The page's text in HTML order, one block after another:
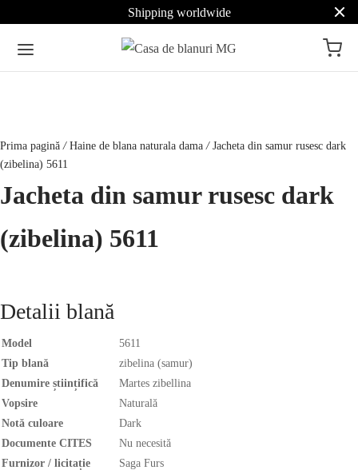
Shipping worldwide
Prima pagină / Haine de blana naturala dama /Jacheta din samur rusesc dark
(zibelina) 5611
Jacheta din samur rusesc dark
(zibelina) 5611
Detalii blană
Model
5611
Tip blană
zibelina (samur)
Denumire științifică
Martes zibellina
Vopsire
Naturală
Notă culoare
Dark
Documente CITES
Nu necesită
Furnizor / licitație
Saga Furs